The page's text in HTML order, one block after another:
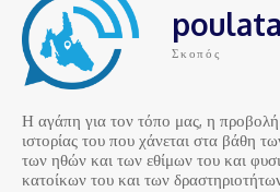
Σκοπός
Η αγάπη για τον τόπο μας, η προβολή
ιστορίας του που χάνεται στα βάθη
των ηθών και των εθίμων του και
κατοίκων του και των